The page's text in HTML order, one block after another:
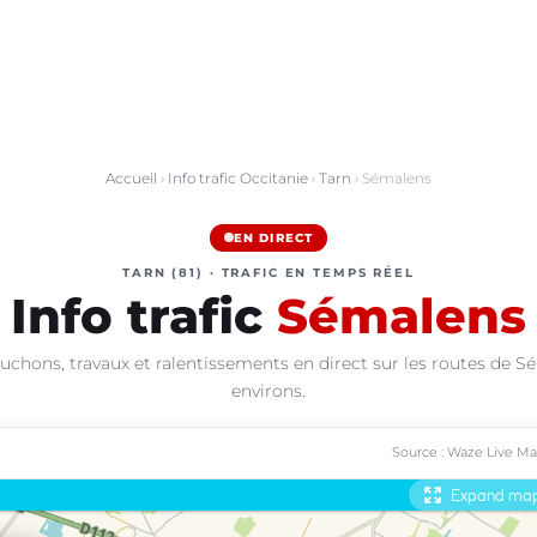
Accueil › Info trafic Occitanie › Tarn › Sémalens
EN DIRECT
TARN (81) · TRAFIC EN TEMPS RÉEL
Info trafic Sémalens
travaux et ralentissements en direct sur les routes de
environs.
Source : Waze Live